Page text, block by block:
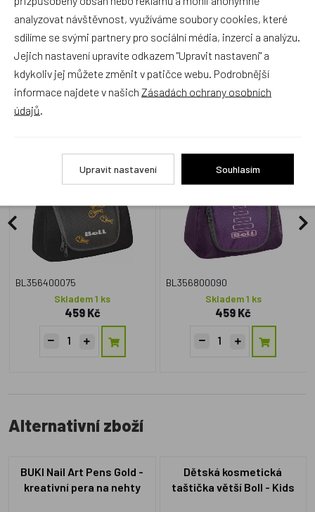
Zboží se stejným motivem
taštička větší Boll - Kids
Washbag Granite
BL356400075
Skladem 1 ks
459 Kč
taštička větší Boll - Kids
Washbag VIOLET
BL356800090
Skladem 1 ks
459 Kč
Alternativní zboží
BUKI Nail Art Pens Gold -
kreativní pera na nehty
Dětská kosmetická
taštička větší Boll - Kids
analyzovat návštěvnost, využíváme soubory cookies, které
sdílíme se svými partnery pro sociální média, inzerci a analýzu.
Jejich nastavení upravíte odkazem "Upravit nastavení" a
kdykoliv jej můžete změnit v patičce webu. Podrobnější
informace najdete v našich Zásadách ochrany osobních
údajů
Upravit nastavení Souhlasím